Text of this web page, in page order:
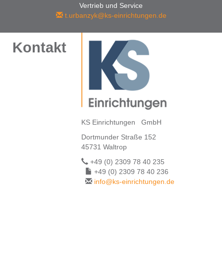
Vertrieb und Service
t.urbanzyk@ks-einrichtungen.de
Kontakt
KS Einrichtungen GmbH
Dortmunder Straße 152
45731 Waltrop
+49 (0) 2309 78 40 235
+49 (0) 2309 78 40 236
info@ks-einrichtungen.de